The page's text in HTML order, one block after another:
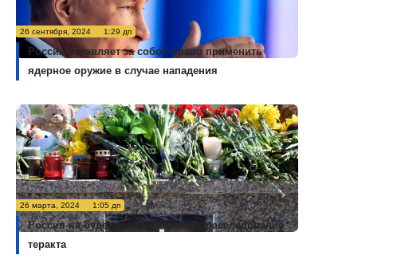
26 сентября, 2024 1:29 дп
Россия оставляет за собой право применить
ядерное оружие в случае нападения
26 марта, 2024 1:05 дп
Россия не будет комментировать расследование
теракта